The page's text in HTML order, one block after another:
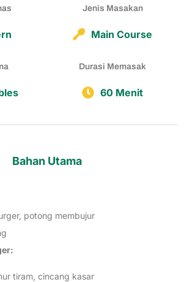
Jenis Masakan
Main Course
Durasi Memasak
60 Menit
Bahan Utama
potong membujur
tiram, cincang kasar